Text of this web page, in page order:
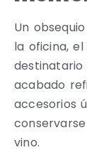
Un
la oficina,
acabado
accesorios
vino.